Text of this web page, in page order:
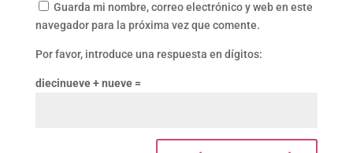
Guarda mi nombre, correo electrónico y web en este
navegador para la próxima vez que comente.
Por favor, introduce una respuesta en dígitos:
diecinueve + nueve =